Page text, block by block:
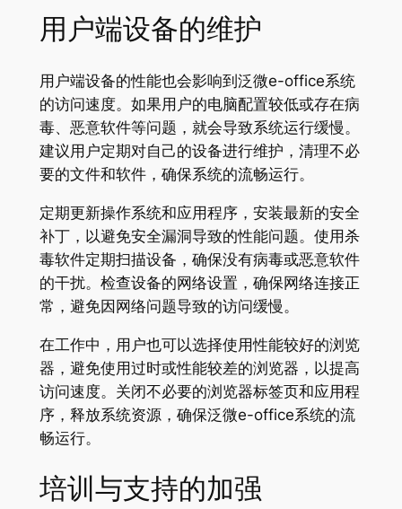
用户端设备的维护
用户端设备的性能也会影响到泛微e-office系统
的访问速度。如果用户的电脑配置较低或存在病
毒、恶意软件等问题，就会导致系统运行缓慢。
建议用户定期对自己的设备进行维护，清理不必
要的文件和软件，确保系统的流畅运行。
定期更新操作系统和应用程序，安装最新的安全
补丁，以避免安全漏洞导致的性能问题。使用杀
毒软件定期扫描设备，确保没有病毒或恶意软件
的干扰。检查设备的网络设置，确保网络连接正
常，避免因网络问题导致的访问缓慢。
在工作中，用户也可以选择使用性能较好的浏览
器，避免使用过时或性能较差的浏览器，以提高
访问速度。关闭不必要的浏览器标签页和应用程
序，释放系统资源，确保泛微e-office系统的流
畅运行。
培训与支持的加强